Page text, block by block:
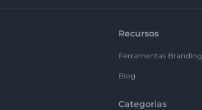
Recursos
Ferramentas Branding
Blog
Categorias